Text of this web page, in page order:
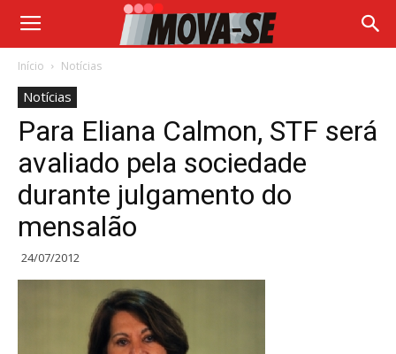
Início Notícias
Notícias
Para Eliana Calmon, STF será
avaliado pela sociedade
durante julgamento do
mensalão
24/07/2012